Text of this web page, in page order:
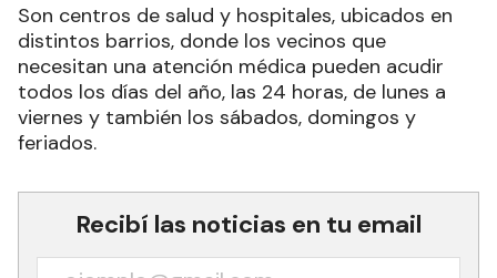
Son centros de salud y hospitales, ubicados en
distintos barrios, donde los vecinos que
necesitan una atención médica pueden acudir
todos los días del año, las 24 horas, de lunes a
viernes y también los sábados, domingos y
feriados.
Recibí las noticias en tu email